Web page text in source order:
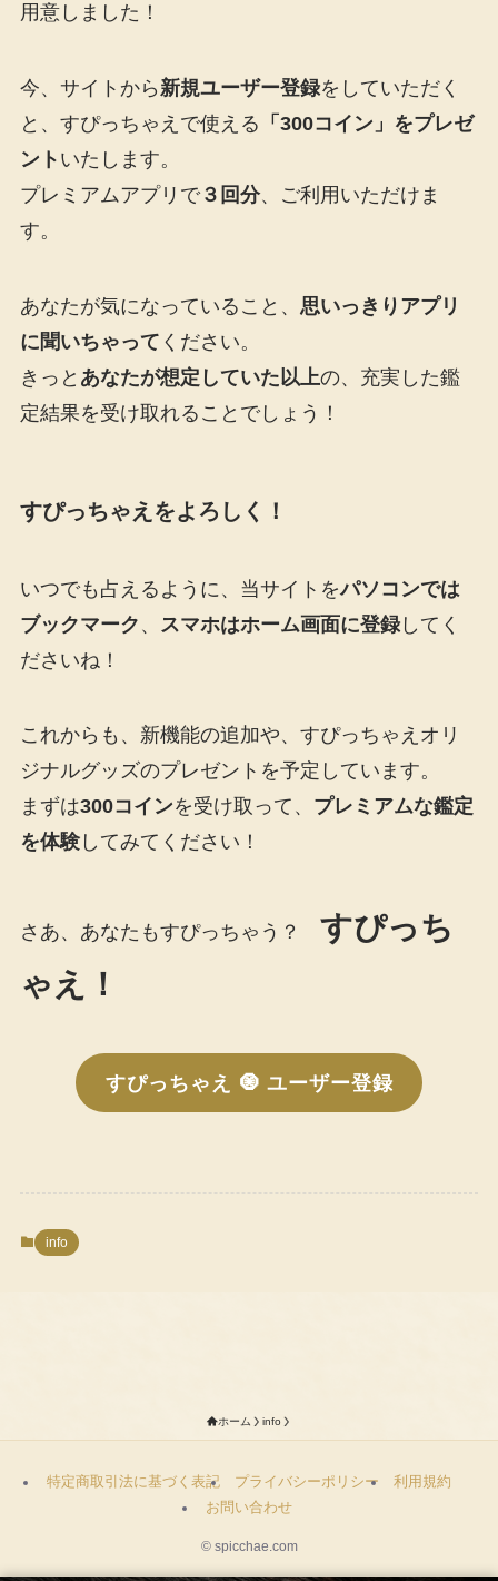
用意しました！
今、サイトから新規ユーザー登録をしていただく
と、すぴっちゃえで使える 「300コイン」をプレゼ
ント いたします。
プレミアムアプリで３回分、ご利用いただけま
す。
あなたが気になっていること、 思いっきりアプリ
に聞いちゃって ください。
きっと あなたが想定していた以上の、充実した鑑
定結果を受け取れることでしょう！
すぴっちゃえをよろしく！
いつでも占えるように、当サイトをパソコンでは
ブックマーク 、 スマホはホーム画面に登録してく
ださいね！
これからも、新機能の追加や、すぴっちゃえオリ
ジナルグッズのプレゼントを予定しています。
まずは300コインを受け取って、 プレミアムな鑑定
を体験してみてください！
さあ、あなたもすぴっちゃう？ すぴっち
ゃえ！
すぴっちゃえ 🧿 ユーザー登録
info
ホーム info
特定商取引法に基づく表記 プライバシーポリシー
利用規約
お問い合わせ
©spicchae.com